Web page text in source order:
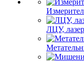
ЛЦУ,